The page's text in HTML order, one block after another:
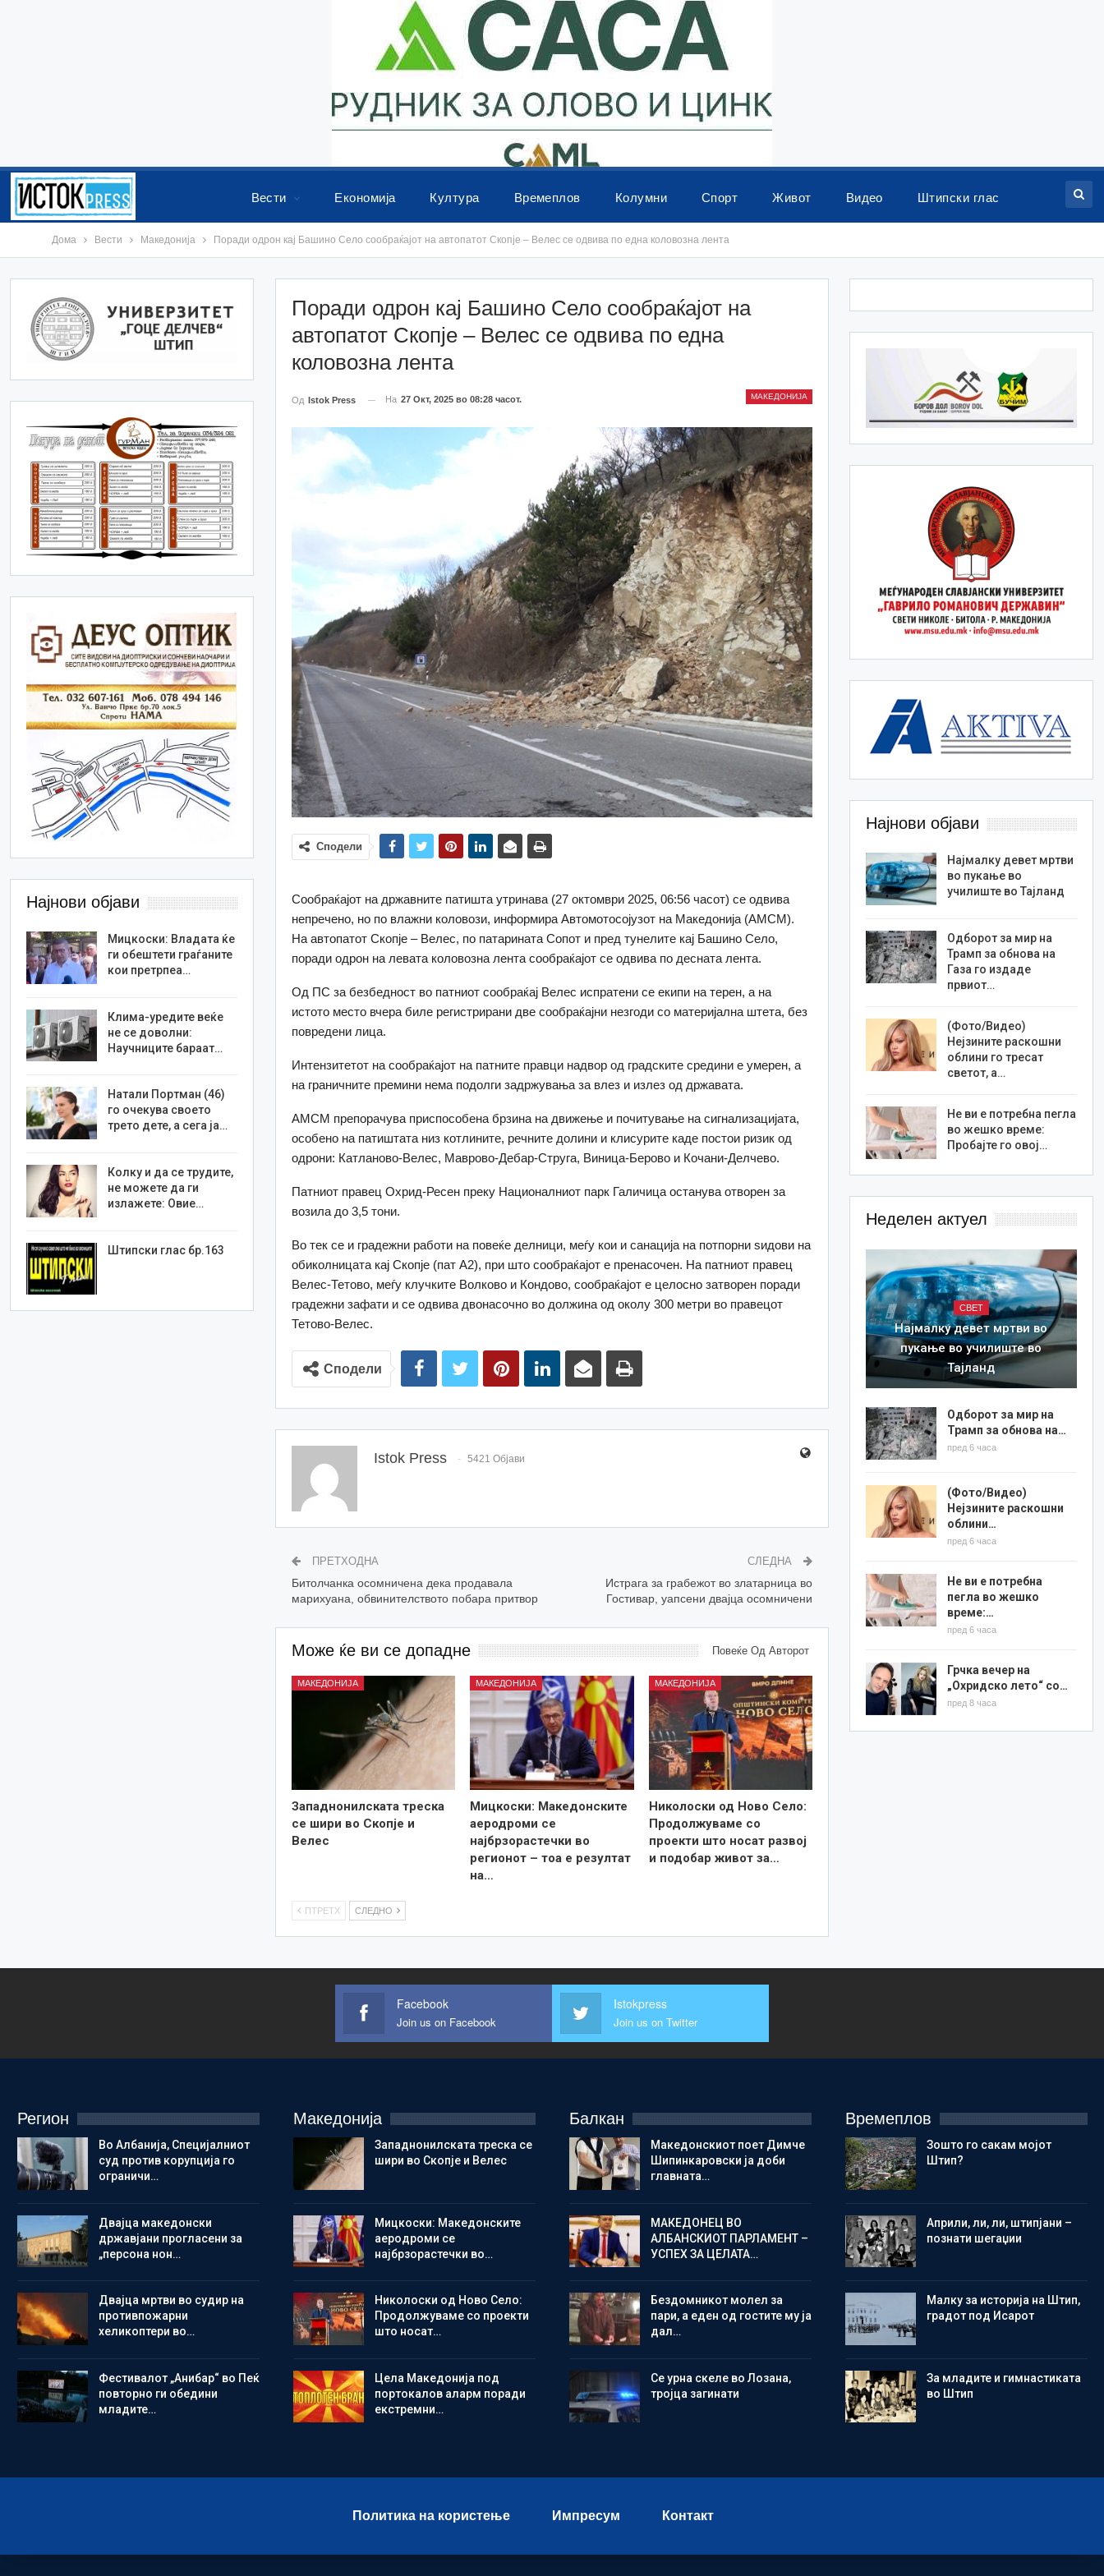
Вести Економија Култура Времеплов Колумни Спорт Живот Видео Штипски глас
Дома Вести Македонија Поради одрон кај Башино Село сообраќајот на автопатот Скопје – Велес се одвива по една коловозна лента
Поради одрон кај Башино Село сообраќајот на
автопатот Скопје – Велес се одвива по една
коловозна лента
МАКЕДОНИЈА
Од Istok Press На 27 Окт, 2025 во 08:28 часот.
Сподели
Сообраќајот на државните патишта утринава (27 октомври 2025, 06:56 часот) се одвива
непречено, но по влажни коловози, информира Автомотосојузот на Македонија (АМСМ).
На автопатот Скопје – Велес, по патарината Сопот и пред тунелите кај Башино Село,
поради одрон на левата коловозна лента сообраќајот се одвива по десната лента.
Од ПС за безбедност во патниот сообраќај Велес испратени се екипи на терен, а на
истото место вчера биле регистрирани две сообраќајни незгоди со материјална штета, без
повредени лица.
Интензитетот на сообраќајот на патните правци надвор од градските средини е умерен, а
на граничните премини нема подолги задржувања за влез и излез од државата.
АМСМ препорачува приспособена брзина на движење и почитување на сигнализацијата,
особено на патиштата низ котлините, речните долини и клисурите каде постои ризик од
одрони: Катланово-Велес, Маврово-Дебар-Струга, Виница-Берово и Кочани-Делчево.
Патниот правец Охрид-Ресен преку Националниот парк Галичица останува отворен за
возила до 3,5 тони.
Во тек се и градежни работи на повеќе делници, меѓу кои и санација на потпорни ѕидови на
обиколницата кај Скопје (пат А2), при што сообраќајот е пренасочен. На патниот правец
Велес-Тетово, меѓу клучките Волково и Кондово, сообраќајот е целосно затворен поради
градежни зафати и се одвива двонасочно во должина од околу 300 метри во правецот
Тетово-Велес.
Сподели
Istok Press 5421 Објави
ПРЕТХОДНА
Битолчанка осомничена дека продавала
марихуана, обвинителството побара притвор
СЛЕДНА
Истрага за грабежот во златарница во
Гостивар, уапсени двајца осомничени
Може ќе ви се допадне Повеќе Од Авторот
МАКЕДОНИЈА
Западнонилската треска
се шири во Скопје и
Велес
МАКЕДОНИЈА
Мицкоски: Македонските
аеродроми се
најбрзорастечки во
регионот – тоа е резултат
на…
МАКЕДОНИЈА
Николоски од Ново Село:
Продолжуваме со
проекти што носат развој
и подобар живот за…
ПТРЕТХ СЛЕДНО
Најнови објави
Најмалку девет мртви
во пукање во
училиште во Тајланд
Одборот за мир на
Трамп за обнова на
Газа го издаде
првиот…
(Фото/Видео)
Нејзините раскошни
облини го тресат
светот, а…
Не ви е потребна пегла
во жешко време:
Пробајте го овој…
Неделен актуел
СВЕТ
Најмалку девет мртви во
пукање во училиште во
Тајланд
Одборот за мир на
Трамп за обнова на…
пред 6 часа
(Фото/Видео)
Нејзините раскошни
облини…
пред 6 часа
Не ви е потребна
пегла во жешко
време:…
пред 6 часа
Грчка вечер на
„Охридско лето“ со…
пред 8 часа
Најнови објави
Мицкоски: Владата ќе
ги обештети граѓаните
кои претрпеа…
Клима-уредите веќе
не се доволни:
Научниците бараат…
Натали Портман (46)
го очекува своето
трето дете, а сега ја…
Колку и да се трудите,
не можете да ги
излажете: Овие…
Штипски глас бр.163
Facebook
Join us on Facebook
Istokpress
Join us on Twitter
Регион
Во Албанија, Специјалниот
суд против корупција го
ограничи…
Двајца македонски
државјани прогласени за
„персона нон…
Двајца мртви во судир на
противпожарни
хеликоптери во…
Фестивалот „Анибар“ во Пеќ
повторно ги обедини
младите…
Македонија
Западнонилската треска се
шири во Скопје и Велес
Мицкоски: Македонските
аеродроми се
најбрзорастечки во…
Николоски од Ново Село:
Продолжуваме со проекти
што носат…
Цела Македонија под
портокалов аларм поради
екстремни…
Балкан
Македонскиот поет Димче
Шипинкаровски ја доби
главната…
МАКЕДОНЕЦ ВО
АЛБАНСКИОТ ПАРЛАМЕНТ –
УСПЕХ ЗА ЦЕЛАТА…
Бездомникот молел за
пари, а еден од гостите му ја
дал…
Се урна скеле во Лозана,
тројца загинати
Времеплов
Зошто го сакам мојот
Штип?
Aприли, ли, ли, штипјани –
познати шегаџии
Малку за историја на Штип,
градот под Исарот
Зa младите и гимнастиката
во Штип
Политика на користење Импресум Контакт